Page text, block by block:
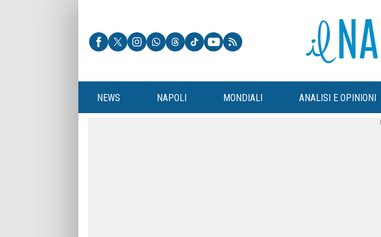
NEWS NAPOLI MONDIALI ANALISI E OPINIONI